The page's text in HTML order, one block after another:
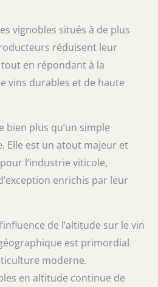
vignobles situés à de plus
réduisent leur
en répondant à la
vins durables et de haute
bien plus qu’un simple
Elle est un atout majeur et
l’industrie viticole,
enrichis par leur
de l’altitude sur le vin
est primordial
moderne.
en altitude continue de